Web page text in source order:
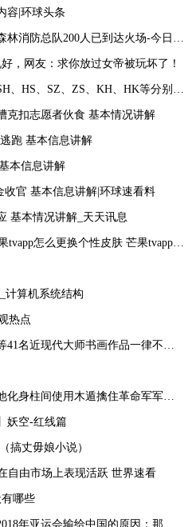
容|环球头条
消防总队200人已到达火场-今日关注
，网友：求你放过女帝被玩坏了！
SZ、ZS、KH、HK等分别是什么意思？
克扣志愿者伙食 基本情况讲解
跑 基本信息讲解
本信息讲解
官 基本信息讲解|环球速看料
基本情况讲解_天天讯息
更换个性皮肤 芒果tvapp更换个性皮肤的方法
计算机系统结构
热点
近现代大师书画作品一律不准出境
身柱间使用木遁擒住革命军军长！
妖空-红线篇
搞丈毋娘小说）
自由市场上表现活跃 世界速看
哪些
会输给中国的原因：那一年是Uzi的时代！